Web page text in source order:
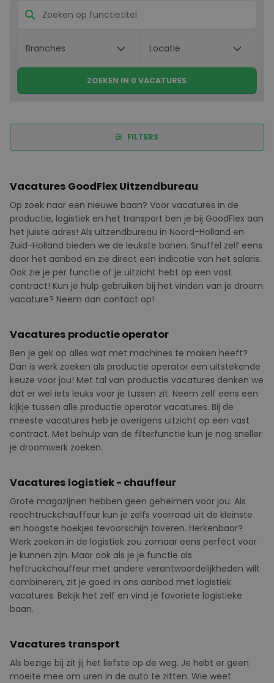
ZOEKEN IN 0 VACATURES
FILTERS
Vacatures GoodFlex Uitzendbureau
Op zoek naar een nieuwe baan? Voor vacatures in de
productie, logistiek en het transport ben je bij GoodFlex aan
het juiste adres! Als uitzendbureau in Noord-Holland en
Zuid-Holland bieden we de leukste banen. Snuffel zelf eens
door het aanbod en zie direct een indicatie van het salaris.
Ook zie je per functie of je uitzicht hebt op een vast
contract! Kun je hulp gebruiken bij het vinden van je droom
vacature? Neem dan contact op!
Vacatures productie operator
Ben je gek op alles wat met machines te maken heeft?
Dan is werk zoeken als productie operator een uitstekende
keuze voor jou! Met tal van productie vacatures denken we
dat er wel iets leuks voor je tussen zit. Neem zelf eens een
kijkje tussen alle productie operator vacatures. Bij de
meeste vacatures heb je overigens uitzicht op een vast
contract. Met behulp van de filterfunctie kun je nog sneller
je droomwerk zoeken.
Vacatures logistiek - chauffeur
Grote magazijnen hebben geen geheimen voor jou. Als
reachtruckchauffeur kun je zelfs voorraad uit de kleinste
en hoogste hoekjes tevoorschijn toveren. Herkenbaar?
Werk zoeken in de logistiek zou zomaar eens perfect voor
je kunnen zijn. Maar ook als je je functie als
heftruckchauffeur met andere verantwoordelijkheden wilt
combineren, zit je goed in ons aanbod met logistiek
vacatures. Bekijk het zelf en vind je favoriete logistieke
baan.
Vacatures transport
Als bezige bij zit jij het liefste op de weg. Je hebt er geen
moeite mee om uren in de auto te zitten. Wie weet